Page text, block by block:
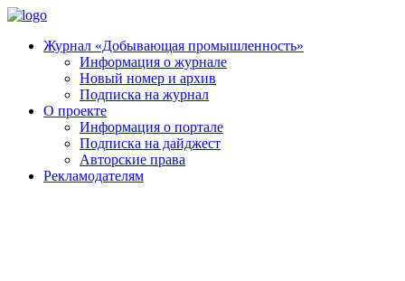
Журнал «Добывающая промышленность»
Информация о журнале
Новый номер и архив
Подписка на журнал
О проекте
Информация о портале
Подписка на дайджест
Авторские права
Рекламодателям